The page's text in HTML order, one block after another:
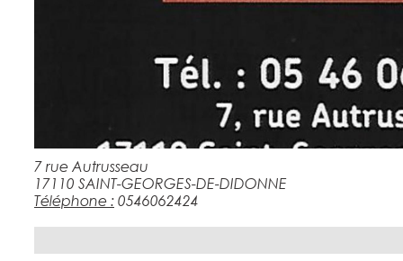
7 rue Autrusseau
17110 SAINT-GEORGES-DE-DIDONNE
Téléphone : 0546062424